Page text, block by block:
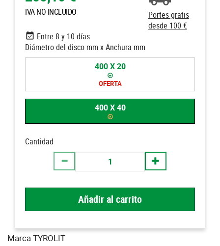
IVA NO INCLUIDO
Portes gratis
desde 100 €
Entre 8 y 10 días
Diámetro del disco mm x Anchura mm
400 X 20
OFERTA
400 X 40
Cantidad
Añadir al carrito
Marca TYROLIT